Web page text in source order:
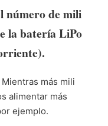
número de mili
la batería LiPo
más mili
alimentar más
ejemplo.